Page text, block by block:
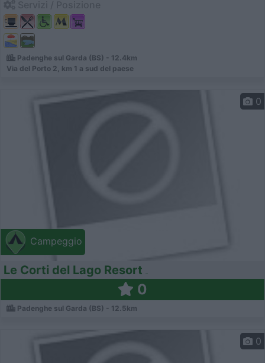
Padenghe sul Garda (BS) - 12.4km
Via del Porto 2, km 1 a sud del paese
Campeggio
0
Le Corti del Lago Resort
0
Padenghe sul Garda (BS) - 12.5km
0